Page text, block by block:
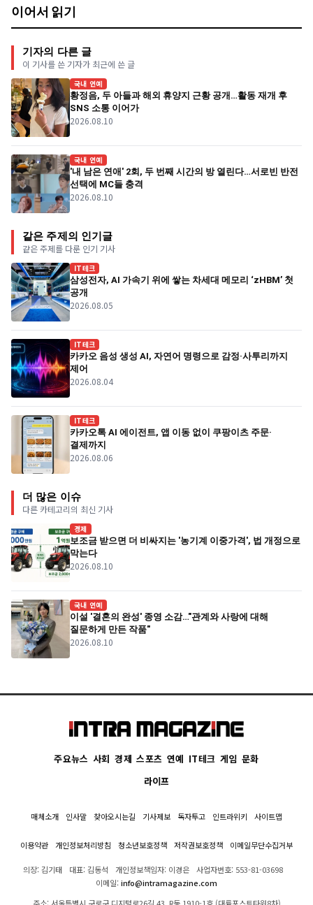
이어서 읽기
기자의 다른 글
이 기사를 쓴 기자가 최근에 쓴 글
국내 연예
황정음, 두 아들과 해외 휴양지 근황 공개…활동 재개 후
SNS 소통 이어가
2026.08.10
국내 연예
'내 남은 연애' 2회, 두 번째 시간의 방 열린다…서로빈 반전
선택에 MC들 충격
2026.08.10
같은 주제의 인기글
같은 주제를 다룬 인기 기사
IT테크
삼성전자, AI 가속기 위에 쌓는 차세대 메모리 ‘zHBM’ 첫
공개
2026.08.05
IT테크
카카오 음성 생성 AI, 자연어 명령으로 감정·사투리까지
제어
2026.08.04
IT테크
카카오톡 AI 에이전트, 앱 이동 없이 쿠팡이츠 주문·
결제까지
2026.08.06
더 많은 이슈
다른 카테고리의 최신 기사
경제
보조금 받으면 더 비싸지는 '농기계 이중가격', 법 개정으로
막는다
2026.08.10
국내 연예
이설 '결혼의 완성' 종영 소감…"관계와 사랑에 대해
질문하게 만든 작품"
2026.08.10
주요뉴스 사회 경제 스포츠 연예 IT테크 게임 문화
라이프
매체소개 인사말 찾아오시는길 기사제보 독자투고 인트라위키 사이트맵
이용약관 개인정보처리방침 청소년보호정책 저작권보호정책 이메일무단수집거부
의장: 김기태 대표: 김동석 개인정보책임자: 이경은
사업자번호: 553-81-03698
이메일:info@intramagazine.com
주소: 서울특별시 구로구 디지털로26길 43, R동 1910-1호 (대륭포스트타워8차)